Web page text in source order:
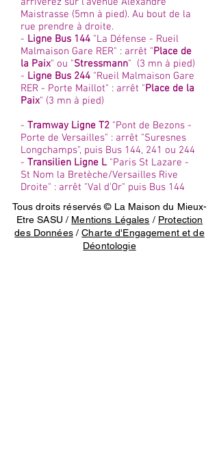
Maistrasse (5mn à pied). Au bout de la
rue prendre à droite.
- Ligne Bus 144 "La Défense - Rueil
Malmaison Gare RER" : arrêt "Place de
la Paix" ou "Stressmann" (3 mn à pied)
- Ligne Bus 244 "Rueil Malmaison Gare
RER - Porte Maillot" : arrêt "Place de la
Paix" (3 mn à pied)
- Tramway Ligne T2 "Pont de Bezons -
Porte de Versailles" : arrêt "Suresnes
Longchamps", puis Bus 144, 241 ou 244
- Transilien Ligne L"Paris St Lazare -
St Nom la Bretèche/Versailles Rive
Droite" : arrêt "Val d'Or" puis Bus 144
Tous droits réservés © La Maison du Mieux-
Etre SASU / Mentions Légales / Protection
des Données/Charte d'Engagement et de
Déontologie